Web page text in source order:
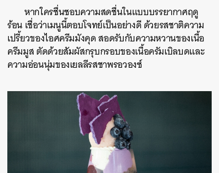
หากใครชื่นชอบความสดชื่นในแบบบรรยากาศฤดู
ร้อน เชื่อว่าเมนูนี้ตอบโจทย์เป็นอย่างดี ด้วยรสชาติความ
เปรี้ยวของไอศครีมมังคุด สอดรับกับความหวานของเนื้อ
ครีมมูส ตัดด้วยสัมผัสกรุบกรอบของเนื้อครัมเบิลบดและ
ความอ่อนนุ่มของเยลลีรสชาพรอวองซ์